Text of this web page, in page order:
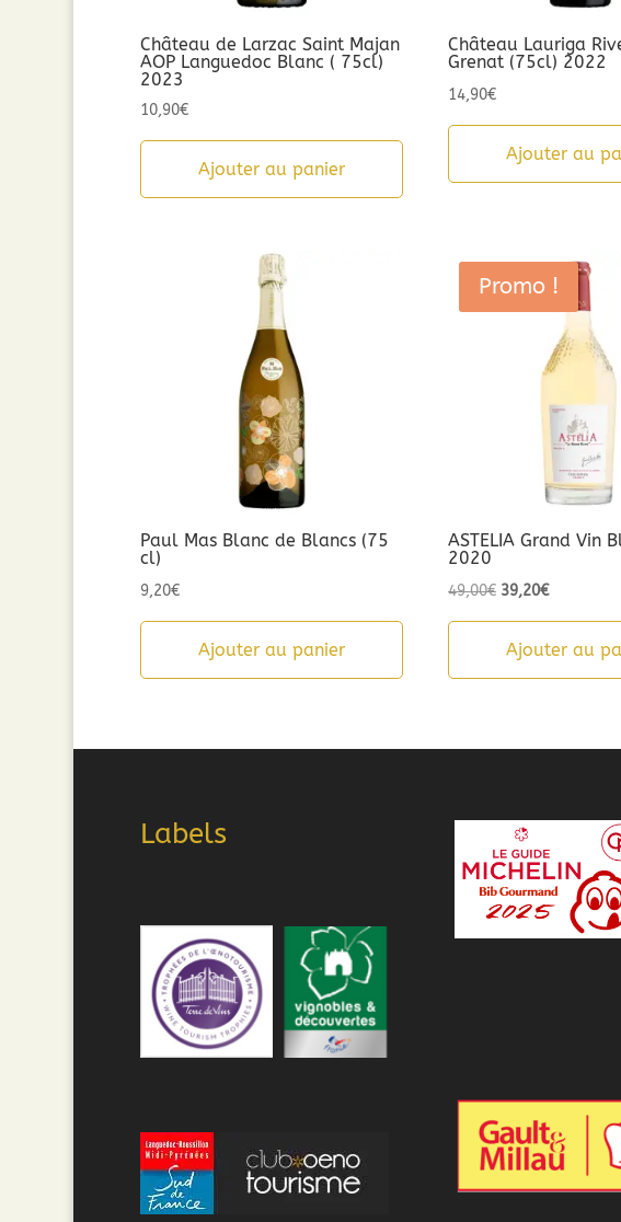
Château de Larzac Saint Majan
AOP Languedoc Blanc ( 75cl)
2023
10,90€
Ajouter au panier
Château Lauriga
Grenat (75cl) 2022
14,90€
Ajouter au
Paul Mas Blanc de Blancs (75
cl)
9,20€
Ajouter au panier
Promo !
ASTELIA Grand Vin
2020
49,00€ Le
initial
était :
39,20€Le
Ajouter au
Labels